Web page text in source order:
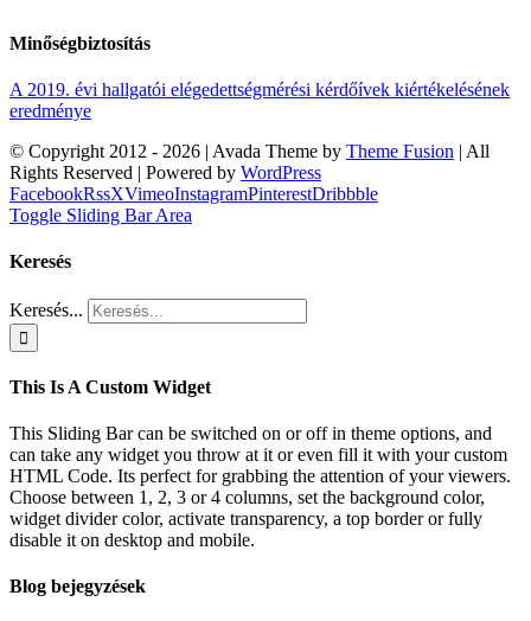
Minőségbiztosítás
A 2019. évi hallgatói elégedettségmérési kérdőívek kiértékelésének
eredménye
© Copyright 2012 - 2026 | Avada Theme by Theme Fusion | All
Rights Reserved | Powered by WordPress
FacebookRssXVimeoInstagramPinterestDribbble
Toggle Sliding Bar Area
Keresés
Keresés...
This Is A Custom Widget
This Sliding Bar can be switched on or off in theme options, and
can take any widget you throw at it or even fill it with your custom
HTML Code. Its perfect for grabbing the attention of your viewers.
Choose between 1, 2, 3 or 4 columns, set the background color,
widget divider color, activate transparency, a top border or fully
disable it on desktop and mobile.
Blog bejegyzések